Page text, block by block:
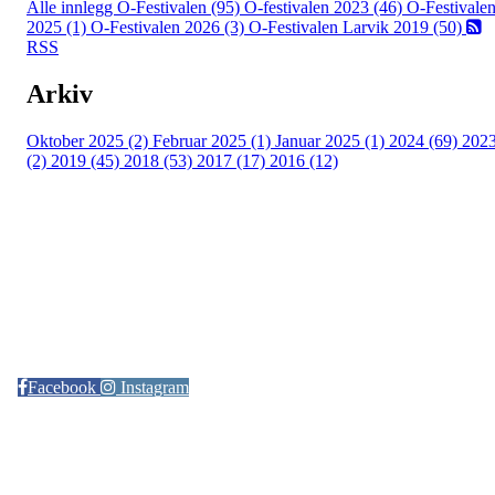
Alle innlegg O-Festivalen (95) O-festivalen 2023 (46) O-Festivalen
2025 (1) O-Festivalen 2026 (3) O-Festivalen Larvik 2019 (50)
RSS
Arkiv
Oktober 2025 (2) Februar 2025 (1) Januar 2025 (1) 2024 (69)
(2) 2019 (45) 2018 (53) 2017 (17) 2016 (12)
Facebook Instagram